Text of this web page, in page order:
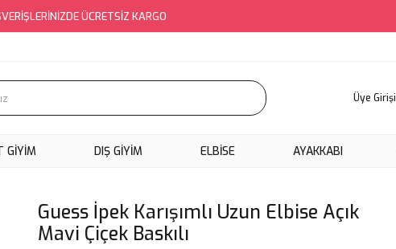
ÜCRETSİZ KARGO
Üye Girişi
GİYİM DIŞ GİYİM ELBİSE AYAKKABI
Guess İpek Karışımlı Uzun Elbise Açık
Mavi Çiçek Baskılı